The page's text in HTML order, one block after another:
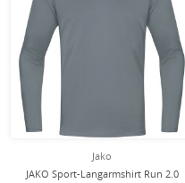
Jako
JAKO Sport-Langarmshirt Run 2.0